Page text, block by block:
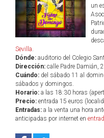
un
Sevilla.
Dónde: auditorio del Colegio
Dirección: calle Padre Damián,
Cuándo: del sábado 11 al
sábados y domingos.
Horario: a las 18:30 horas
Precio: entrada 15 euros
Entradas: a la venta una hora
anticipadas por internet en